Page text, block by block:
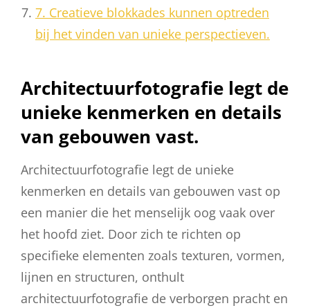
7. Creatieve blokkades kunnen optreden
bij het vinden van unieke perspectieven.
Architectuurfotografie legt de
unieke kenmerken en details
van gebouwen vast.
Architectuurfotografie legt de unieke
kenmerken en details van gebouwen vast op
een manier die het menselijk oog vaak over
het hoofd ziet. Door zich te richten op
specifieke elementen zoals texturen, vormen,
lijnen en structuren, onthult
architectuurfotografie de verborgen pracht en